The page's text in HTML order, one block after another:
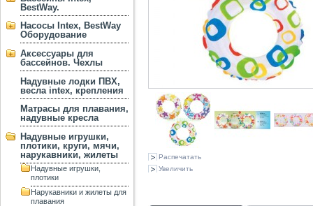
BestWay.
Насосы Intex, BestWay
Оборудование
Аксессуары для
бассейнов. Чехлы
Надувные лодки ПВХ,
весла intex, крепления
Матрасы для плавания,
надувные кресла
Надувные игрушки,
плотики, круги, мячи,
нарукавники, жилеты
Надувные игрушки,
плотики
Нарукавники и жилеты для
плавания
Распечатать
Увеличить